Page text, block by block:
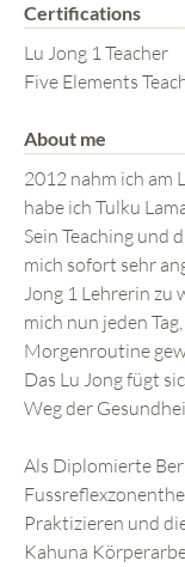
Certifications
Lu Jong 1 Teacher
Five Elements
About me
2012 nahm ich am
habe ich Tulku
Sein Teaching und
mich sofort sehr
Jong 1 Lehrerin zu
mich nun jeden
Morgenroutine
Das Lu Jong fügt
Weg der
Als Diplomierte
Praktizieren und
Kahuna